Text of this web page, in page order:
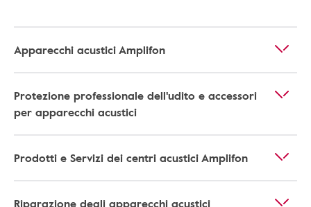
Apparecchi acustici Amplifon
Protezione professionale dell'udito e accessori
per apparecchi acustici
Prodotti e Servizi dei centri acustici Amplifon